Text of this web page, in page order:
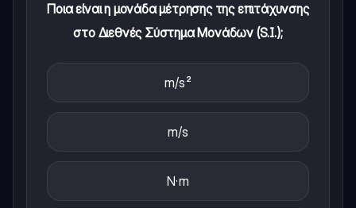
Ποια είναι η μονάδα μέτρησης της επιτάχυνσης
στο Διεθνές Σύστημα Μονάδων (S.I.);
m/s²
m/s
N·m